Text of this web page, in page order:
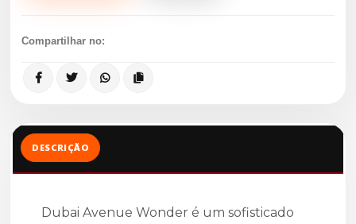
Compartilhar no:
DESCRIÇÃO
Dubai Avenue Wonder é um sofisticado